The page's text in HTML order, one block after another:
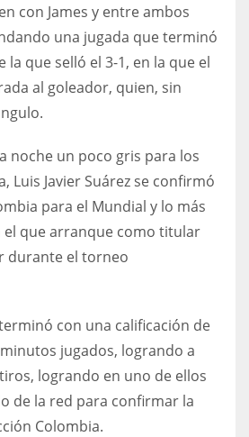
con James y entre ambos
una jugada que terminó
la que selló el 3-1, en la que el
al goleador, quien, sin
noche un poco gris para los
Luis Javier Suárez se confirmó
para el Mundial y lo más
el que arranque como titular
durante el torneo
con una calificación de
jugados, logrando a
logrando en uno de ellos
de la red para confirmar la
Colombia.